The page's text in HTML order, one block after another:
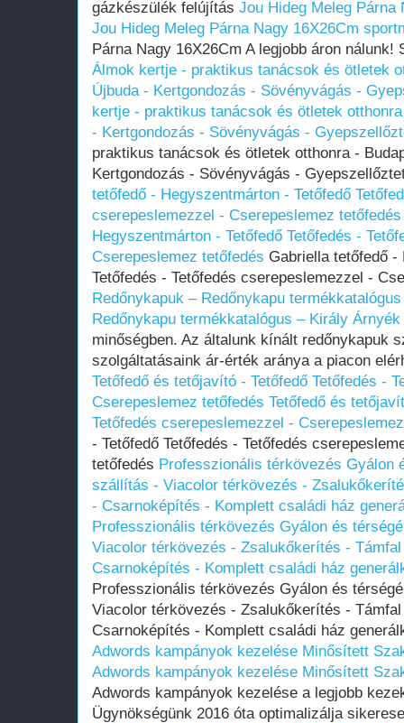
gázkészülék felújítás Jou Hideg Meleg Párna
Jou Hideg Meleg Párna Nagy 16X26Cm
Párna Nagy 16X26Cm A legjobb áron
Álmok kertje - praktikus tanácsok és ötletek
Újbuda - Kertgondozás - Sövényvágás -
kertje - praktikus tanácsok és ötletek
- Kertgondozás - Sövényvágás -
praktikus tanácsok és ötletek otthonra -
Kertgondozás - Sövényvágás -
tetőfedő - Hegyszentmárton - Tetőfedő
cserepeslemezzel - Cserepeslemez tetőfedés
Hegyszentmárton - Tetőfedő Tetőfedés -
Cserepeslemez tetőfedés Gabriella tetőfedő -
Tetőfedés - Tetőfedés cserepeslemezzel -
Redőnykapuk – Redőnykapu
Redőnykapu termékkatalógus – Király Árnyék
minőségben. Az általunk kínált redőnykapuk
szolgáltatásaink ár-érték aránya a piacon
Tetőfedő és tetőjavító - Tetőfedő Tetőfedés -
Cserepeslemez tetőfedés Tetőfedő és
Tetőfedés cserepeslemezzel -
- Tetőfedő Tetőfedés - Tetőfedés
tetőfedés Professzionális térkövezés Gyálon
szállítás - Viacolor térkövezés -
- Csarnoképítés - Komplett családi ház
Professzionális térkövezés Gyálon és
Viacolor térkövezés - Zsalukőkerítés -
Csarnoképítés - Komplett családi ház
Professzionális térkövezés Gyálon és
Viacolor térkövezés - Zsalukőkerítés -
Csarnoképítés - Komplett családi ház
Adwords kampányok kezelése Minősített
Adwords kampányok kezelése Minősített
Adwords kampányok kezelése a legjobb
Ügynökségünk 2016 óta optimalizálja